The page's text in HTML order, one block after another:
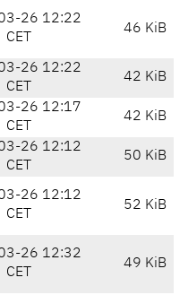
26 12:22
CET
46 KiB
26 12:22
CET
42 KiB
26 12:17
CET
42 KiB
26 12:12
CET
50 KiB
26 12:12
CET
52 KiB
26 12:32
CET
49 KiB